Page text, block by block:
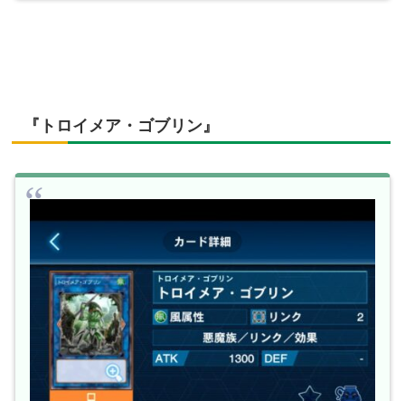
『トロイメア・ゴブリン』